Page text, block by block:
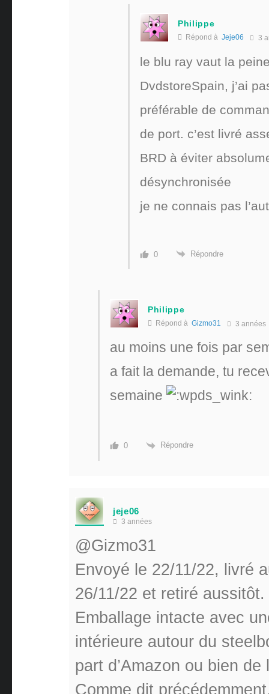
Philippe
Répond à Jeje06 3
le blu ray vaut la
DvdstoreSpain, j’ai
préférable de
de port. c’est livré
BRD à éviter
désynchronisée
je ne connais pas
0 Répondre
Philippe
Répond à Gizmo31 3 années
au moins une fois par
a fait la demande, tu
semaine
0 Répondre
jeje06
3 années
@Gizmo31
Envoyé le 22/11/22, livré
26/11/22 et retiré aussitôt.
Emballage intacte avec
intérieure autour du
part d’Amazon ou bien de
Comme dit